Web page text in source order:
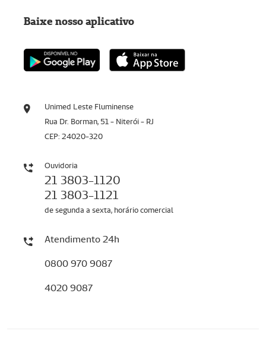
Unimed Leste Fluminense
Rua Dr. Borman, 51 - Niterói - RJ
CEP: 24020-320
Ouvidoria
21 3803-1120
21 3803-1121
de segunda a sexta, horário comercial
Atendimento 24h
0800 970 9087
4020 9087
Baixe nosso aplicativo